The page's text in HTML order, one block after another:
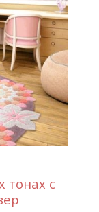
тонах с